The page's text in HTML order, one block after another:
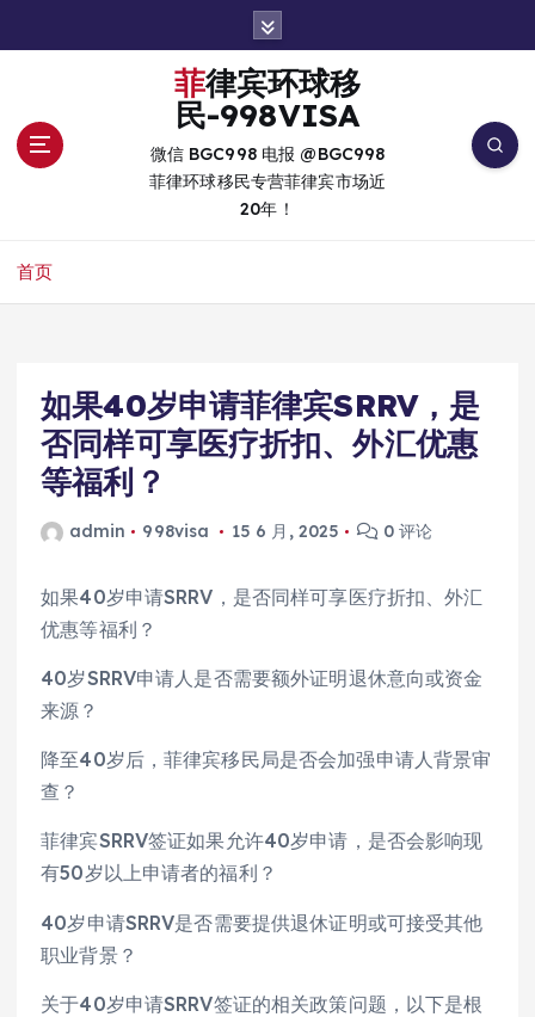
菲律宾环球移
民-998VISA
微信 BGC998 电报 @BGC998
菲律环球移民专营菲律宾市场近
20年！
首页
如果40岁申请菲律宾SRRV，是
否同样可享医疗折扣、外汇优惠
等福利？
admin 998visa 15 6 月, 2025 0 评论
如果40岁申请SRRV，是否同样可享医疗折扣、外汇
优惠等福利？
40岁SRRV申请人是否需要额外证明退休意向或资金
来源？
降至40岁后，菲律宾移民局是否会加强申请人背景审
查？
菲律宾SRRV签证如果允许40岁申请，是否会影响现
有50岁以上申请者的福利？
40岁申请SRRV是否需要提供退休证明或可接受其他
职业背景？
关于40岁申请SRRV签证的相关政策问题，以下是根